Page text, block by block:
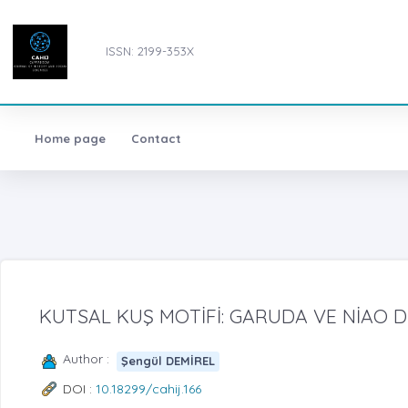
ISSN: 2199-353X
Home page Contact
KUTSAL KUŞ MOTİFİ: GARUDA VE NİAO
Author : Şengül DEMİREL
DOI : 10.18299/cahij.166